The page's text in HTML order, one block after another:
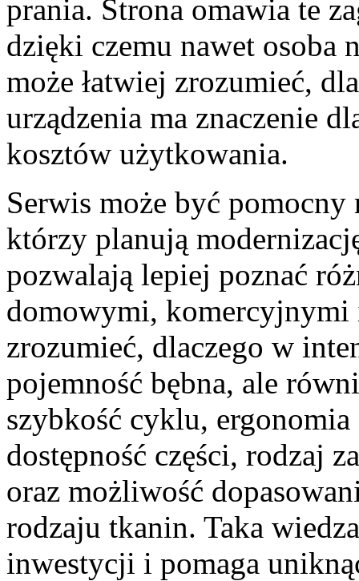
prania. Strona omawia te
dzięki czemu nawet osoba
może łatwiej zrozumieć,
urządzenia ma znaczenie
kosztów użytkowania.
Serwis może być
którzy planują
pozwalają lepiej poznać
domowymi, komercyjnymi
zrozumieć, dlaczego w
pojemność bębna, ale
szybkość cyklu, ergonomia
dostępność części, rodzaj
oraz możliwość
rodzaju tkanin. Taka
inwestycji i pomaga